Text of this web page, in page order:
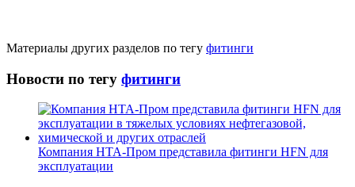
Материалы других разделов по тегу фитинги
Новости по тегу фитинги
Компания НТА-Пром представила фитинги HFN для
эксплуатации